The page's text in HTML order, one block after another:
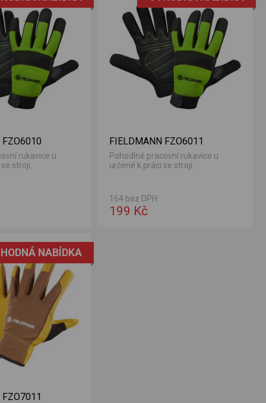
FZO6010
rukavice u
stroji.
FIELDMANN FZO6011
Pohodlné pracovní rukavice u
určené k práci se stroji.
164 bez DPH
199 Kč
NABÍDKA